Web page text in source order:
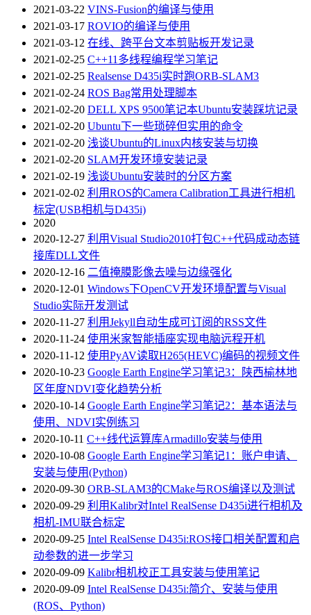
2021-03-22 VINS-Fusion的编译与使用
2021-03-17 ROVIO的编译与使用
2021-03-12 在线、跨平台文本剪贴板开发记录
2021-02-25 C++11多线程编程学习笔记
2021-02-25 Realsense D435i实时跑ORB-SLAM3
2021-02-24 ROS Bag常用处理脚本
2021-02-20 DELL XPS 9500笔记本Ubuntu安装踩坑记录
2021-02-20 Ubuntu下一些琐碎但实用的命令
2021-02-20 浅谈Ubuntu的Linux内核安装与切换
2021-02-20 SLAM开发环境安装记录
2021-02-19 浅谈Ubuntu安装时的分区方案
2021-02-02 利用ROS的Camera Calibration工具进行相机
标定(USB相机与D435i)
2020
2020-12-27 利用Visual Studio2010打包C++代码成动态链
接库DLL文件
2020-12-16 二值掩膜影像去噪与边缘强化
2020-12-01 Windows下OpenCV开发环境配置与Visual
Studio实际开发测试
2020-11-27 利用Jekyll自动生成可订阅的RSS文件
2020-11-24 使用米家智能插座实现电脑远程开机
2020-11-12 使用PyAV读取H265(HEVC)编码的视频文件
2020-10-23 Google Earth Engine学习笔记3：陕西榆林地
区年度NDVI变化趋势分析
2020-10-14 Google Earth Engine学习笔记2：基本语法与
使用、NDVI实例练习
2020-10-11 C++线代运算库Armadillo安装与使用
2020-10-08 Google Earth Engine学习笔记1：账户申请、
安装与使用(Python)
2020-09-30 ORB-SLAM3的CMake与ROS编译以及测试
2020-09-29 利用Kalibr对Intel RealSense D435i进行相机及
相机-IMU联合标定
2020-09-25 Intel RealSense D435i:ROS接口相关配置和启
动参数的进一步学习
2020-09-09 Kalibr相机校正工具安装与使用笔记
2020-09-09 Intel RealSense D435i:简介、安装与使用
(ROS、Python)